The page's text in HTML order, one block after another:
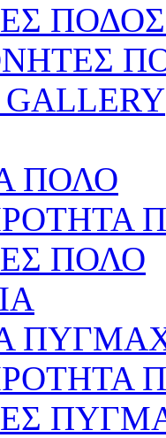
GALLERY
ΠΟΛΟ
ΠΟΛΟ